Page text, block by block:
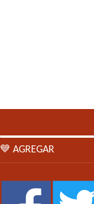
💙 AGREGAR